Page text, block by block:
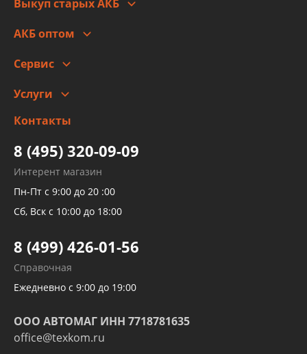
Оплата
Гарантии и возврат
Выкуп старых АКБ
АКБ оптом
Сервис
Заправка кондиционера авто
Детейлинг
Услуги
высокого давления
Тормозных трубок
Рукавов гидроусилителей
Рукавов компрессоров и турбин
Трубок кондиционеров
Развертка пайка медных стальных
алюминиевых трубок и штуцеров
Контакты
8 (495) 320-09-09
Интерент магазин
Пн-Пт с 9:00 до 20 :00
Сб, Вск с 10:00 до 18:00
8 (499) 426-01-56
Справочная
Ежедневно с 9:00 до 19:00
ООО АВТОМАГ ИНН 7718781635
office@texkom.ru